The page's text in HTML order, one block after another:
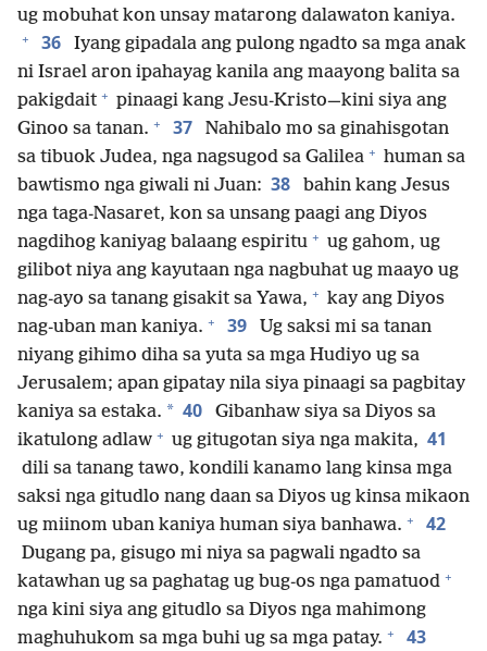
ug mobuhat kon unsay matarong dalawaton kaniya.
+ 36
Iyang gipadala ang pulong ngadto sa mga anak
ni Israel aron ipahayag kanila ang maayong balita sa
pakigdait + pinaagi kang Jesu-Kristo​—⁠kini siya ang
Ginoo sa tanan. + 37
Nahibalo mo sa ginahisgotan
sa tibuok Judea, nga nagsugod sa Galilea + human sa
bawtismo nga giwali ni Juan: 38
bahin kang Jesus
nga taga-Nasaret, kon sa unsang paagi ang Diyos
nagdihog kaniyag balaang espiritu + ug gahom, ug
gilibot niya ang kayutaan nga nagbuhat ug maayo ug
nag-ayo sa tanang gisakit sa Yawa, + kay ang Diyos
nag-uban man kaniya. + 39
Ug saksi mi sa tanan
niyang gihimo diha sa yuta sa mga Hudiyo ug sa
Jerusalem; apan gipatay nila siya pinaagi sa pagbitay
kaniya sa estaka. * 40
Gibanhaw siya sa Diyos sa
ikatulong adlaw + ug gitugotan siya nga makita, 41
dili sa tanang tawo, kondili kanamo lang kinsa mga
saksi nga gitudlo nang daan sa Diyos ug kinsa mikaon
ug miinom uban kaniya human siya banhawa. + 42
Dugang pa, gisugo mi niya sa pagwali ngadto sa
katawhan ug sa paghatag ug bug-os nga pamatuod +
nga kini siya ang gitudlo sa Diyos nga mahimong
maghuhukom sa mga buhi ug sa mga patay. + 43